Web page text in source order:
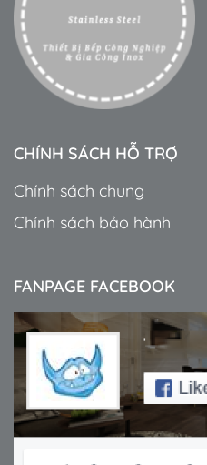
CHÍNH SÁCH HỖ TRỢ
Chính sách chung
Chính sách bảo hành
FANPAGE FACEBOOK